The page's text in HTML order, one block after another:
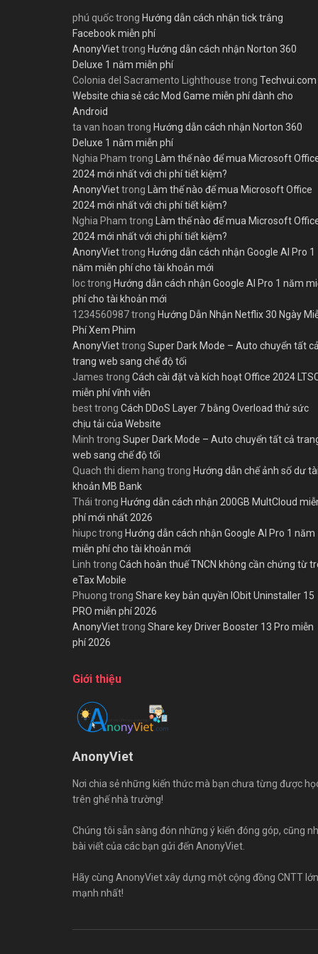
phú quốctrong Hướng dẫn cách nhận tick trắng
Facebook miễn phí
AnonyViettrong Hướng dẫn cách nhận Norton 360
Deluxe 1 năm miễn phí
Colonia del Sacramento Lighthouse trong Techvui.com
Website chia sẻ các Mod Game miễn phí dành cho
Android
ta van hoan trong Hướng dẫn cách nhận Norton 360
Deluxe 1 năm miễn phí
Nghia Pham trong Làm thế nào để mua Microsoft
2024 mới nhất với chi phí tiết kiệm?
AnonyViettrong Làm thế nào để mua Microsoft Office
2024 mới nhất với chi phí tiết kiệm?
Nghia Pham trong Làm thế nào để mua Microsoft
2024 mới nhất với chi phí tiết kiệm?
AnonyViettrong Hướng dẫn cách nhận Google AI Pro 1
năm miễn phí cho tài khoản mới
loctrong Hướng dẫn cách nhận Google AI Pro 1 năm
phí cho tài khoản mới
1234560987trong Hướng Dẫn Nhận Netflix 30 Ngày
Phí Xem Phim
AnonyViettrong Super Dark Mode – Auto chuyển tất cả
trang web sang chế độ tối
James trong Cách cài đặt và kích hoạt Office 2024
miễn phí vĩnh viễn
besttrong Cách DDoS Layer 7 bằng Overload thử sức
chịu tải của Website
Minh trong Super Dark Mode – Auto chuyển tất cả
web sang chế độ tối
Quach thi diem hang trong Hướng dẫn chế ảnh số dư tài
khoản MB Bank
Thái trong Hướng dẫn cách nhận 200GB MultCloud
phí mới nhất 2026
hiupctrong Hướng dẫn cách nhận Google AI Pro 1 năm
miễn phí cho tài khoản mới
Linh trong Cách hoàn thuế TNCN không cần chứng từ
eTax Mobile
Phuong trong Share key bản quyền IObit Uninstaller 15
PRO miễn phí 2026
AnonyViettrong Share key Driver Booster 13 Pro miễn
phí 2026
Giới thiệu
AnonyViet
Nơi chia sẻ những kiến thức mà bạn chưa từng được
trên ghế nhà trường!
Chúng tôi sẵn sàng đón những ý kiến đóng góp, cũng
bài viết của các bạn gửi đến AnonyViet.
Hãy cùng AnonyViet xây dựng một cộng đồng CNTT lớn
mạnh nhất!